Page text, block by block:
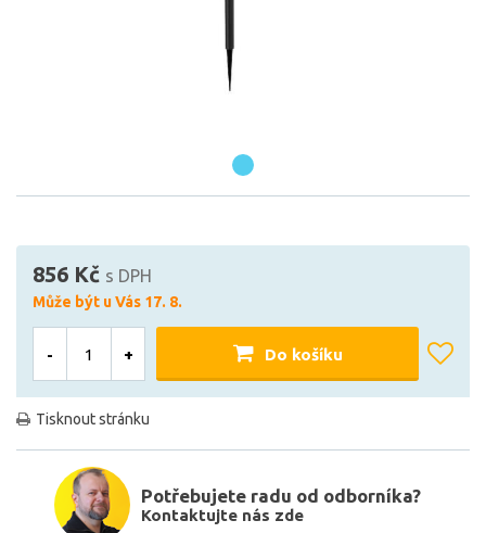
856 Kč s DPH
Může být u Vás 17. 8.
- + Do košíku
Tisknout stránku
Potřebujete radu od odborníka?
Kontaktujte nás zde